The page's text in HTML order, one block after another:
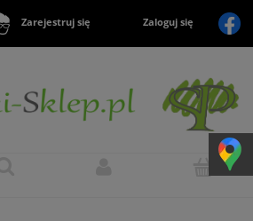
Zarejestruj się Zaloguj się